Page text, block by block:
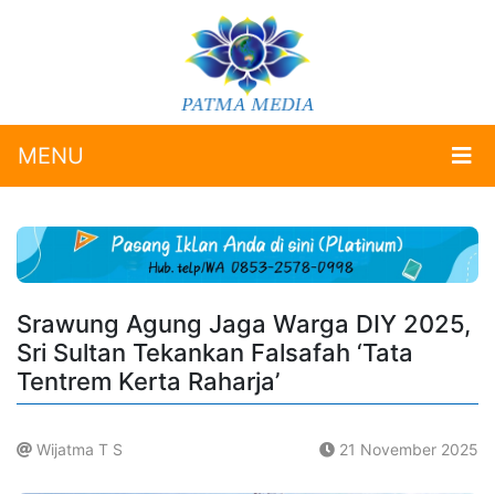
MENU
Srawung Agung Jaga Warga DIY 2025,
Sri Sultan Tekankan Falsafah ‘Tata
Tentrem Kerta Raharja’
Wijatma T S 21 November 2025